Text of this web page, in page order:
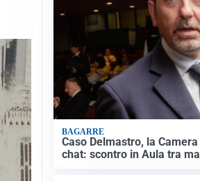
BAGARRE
Caso Delmastro, la
chat: scontro in Aula tra